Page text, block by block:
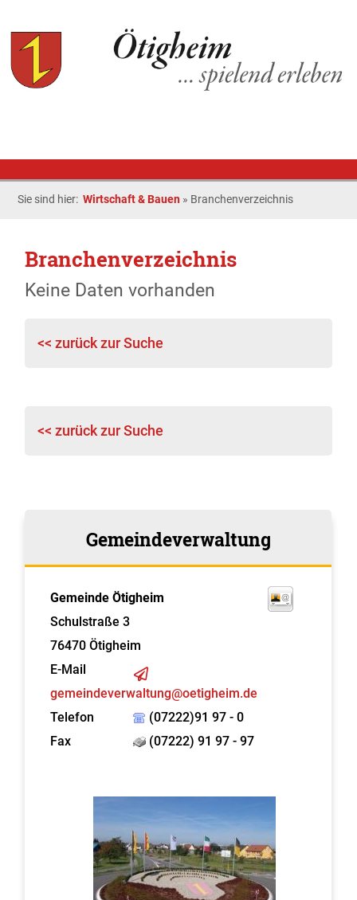
Sie sind hier:Wirtschaft & Bauen » Branchenverzeichnis
Branchenverzeichnis
Keine Daten vorhanden
<< zurück zur Suche
<< zurück zur Suche
Gemeindeverwaltung
Gemeinde Ötigheim
Schulstraße 3
76470 Ötigheim
E-Mail
gemeindeverwaltung@oetigheim.de
Telefon
(07222)91 97 - 0
Fax
(07222) 91 97 - 97